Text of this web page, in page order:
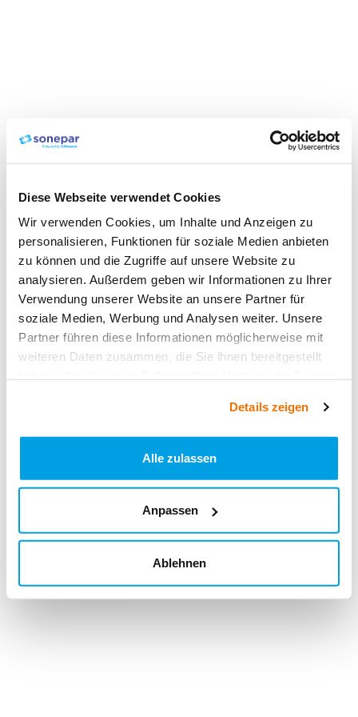
Diese Webseite verwendet Cookies
Wir verwenden Cookies, um Inhalte und Anzeigen zu
personalisieren, Funktionen für soziale Medien anbieten
zu können und die Zugriffe auf unsere Website zu
analysieren. Außerdem geben wir Informationen zu Ihrer
Verwendung unserer Website an unsere Partner für
soziale Medien, Werbung und Analysen weiter. Unsere
Partner führen diese Informationen möglicherweise mit
weiteren Daten zusammen, die Sie ihnen bereitgestellt
Details zeigen
Alle zulassen
Anpassen
Ablehnen